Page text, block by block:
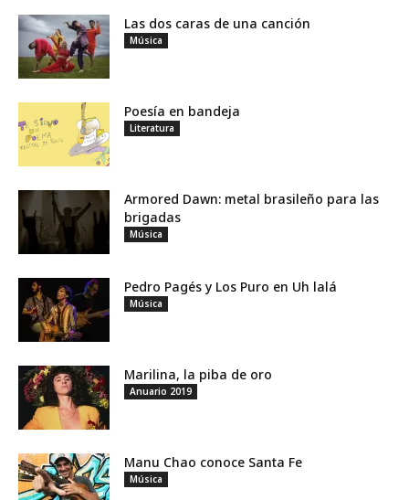
Las dos caras de una canción
Música
Poesía en bandeja
Literatura
Armored Dawn: metal brasileño para las
brigadas
Música
Pedro Pagés y Los Puro en Uh lalá
Música
Marilina, la piba de oro
Anuario 2019
Manu Chao conoce Santa Fe
Música